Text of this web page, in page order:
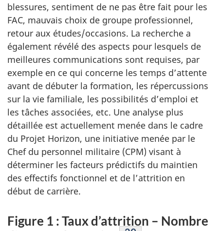
blessures, sentiment de ne pas être fait pour les
FAC, mauvais choix de groupe profes­sionnel,
retour aux études/occasions. La recherche a
également révélé des aspects pour lesquels de
meilleures communications sont requises, par
exemple en ce qui concerne les temps d’attente
avant de débuter la formation, les répercussions
sur la vie familiale, les possibilités d’emploi et
les tâches associées, etc. Une analyse plus
détaillée est actuellement menée dans le cadre
du Projet Horizon, une initiative menée par le
Chef du personnel militaire (CPM) visant à
déterminer les facteurs prédictifs du maintien
des effectifs fonctionnel et de l’attrition en
début de carrière.
Figure 1 : Taux d’attrition – Nombre